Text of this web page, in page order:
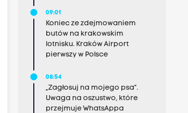
09:01
Koniec ze zdejmowaniem
butów na krakowskim
lotnisku. Kraków Airport
pierwszy w Polsce
08:54
„Zagłosuj na mojego psa”.
Uwaga na oszustwo, które
przejmuje WhatsAppa